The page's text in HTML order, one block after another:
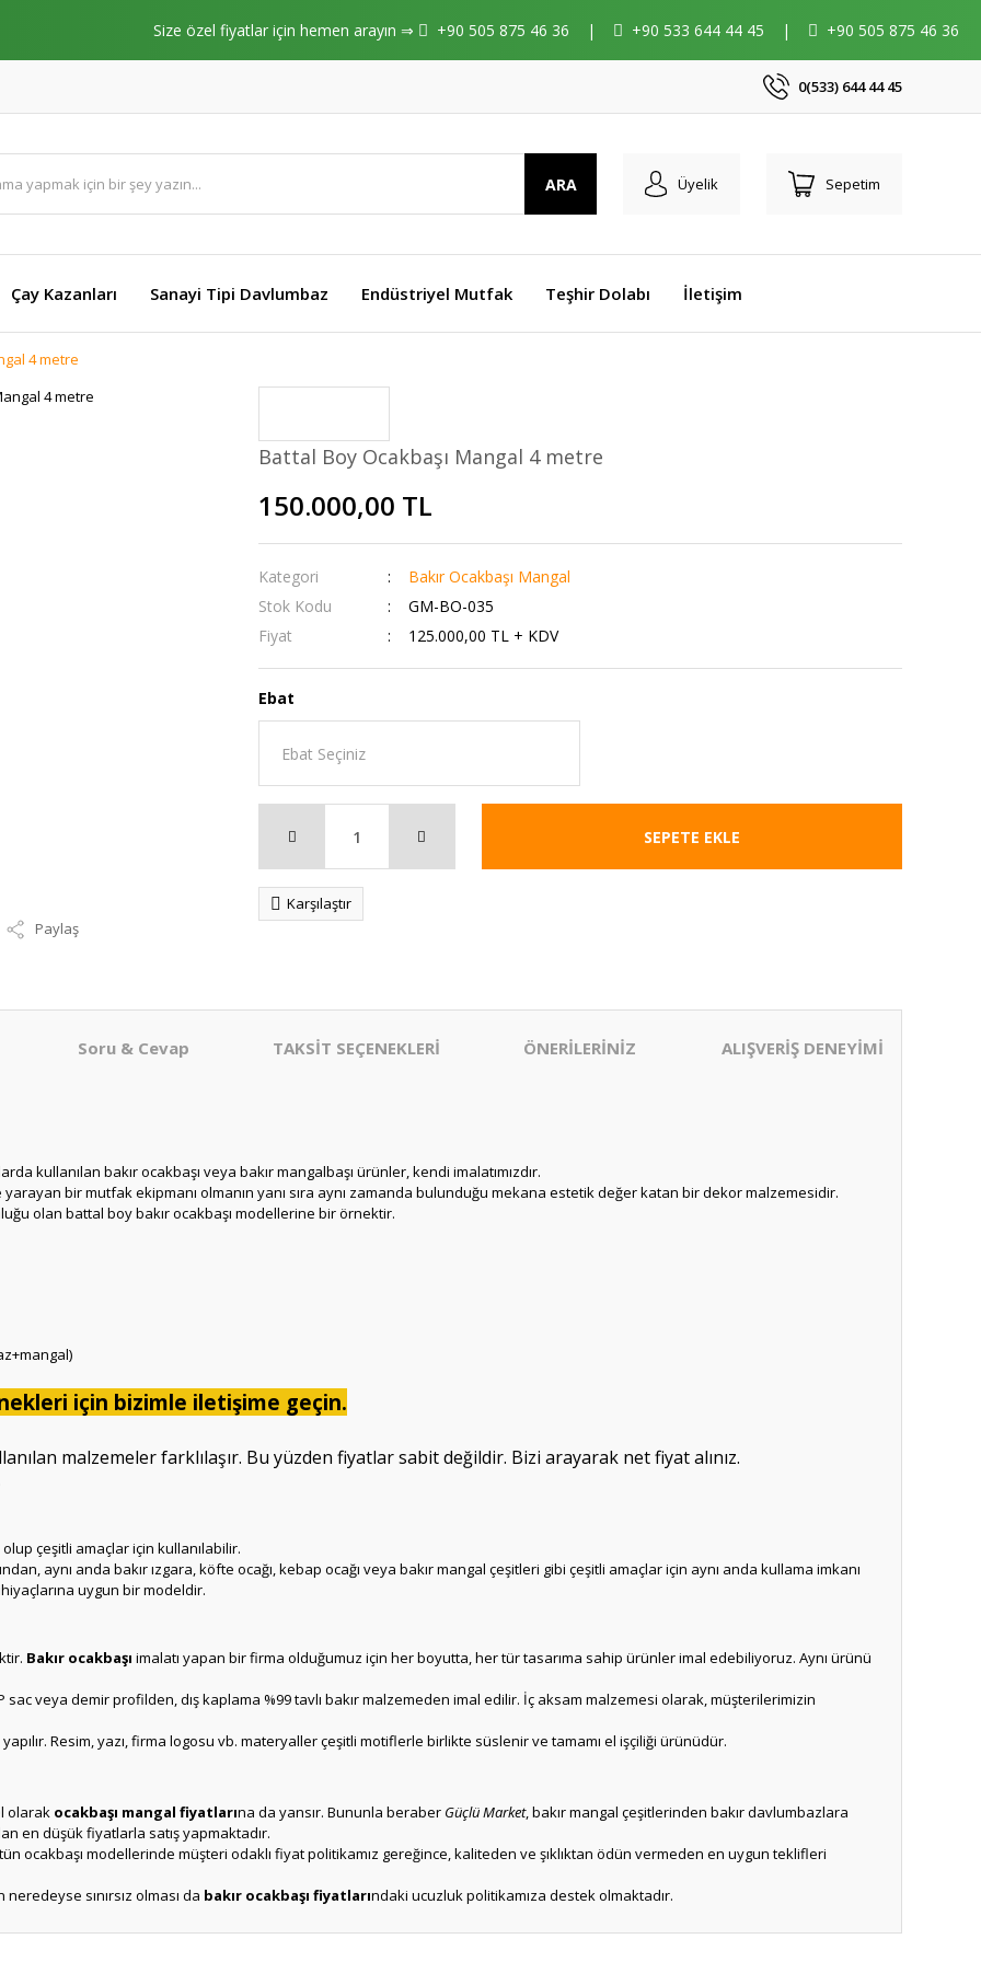
Size özel fiyatlar için hemen arayın ⇒ +90 505 875 46 36 | +90 533 644 44 45 | +90 505 875 46 36
0(533) 644 44 45
ARA Üyelik Sepetim
Çay Kazanları Sanayi Tipi Davlumbaz Endüstriyel Mutfak Teşhir Dolabı İletişim
4 metre
Paylaş
Battal Boy Ocakbaşı Mangal 4 metre
150.000,00 TL
Kategori
Bakır Ocakbaşı Mangal
Stok Kodu
GM-BO-035
Fiyat
125.000,00 TL + KDV
Ebat
SEPETE EKLE
Karşılaştır
Soru & Cevap TAKSİT SEÇENEKLERİ ÖNERİLERİNİZ ALIŞVERİŞ DENEYİMİ
kullanılan bakır ocakbaşı veya bakır mangalbaşı ürünler, kendi imalatımızdır.
yarayan bir mutfak ekipmanı olmanın yanı sıra aynı zamanda bulunduğu mekana estetik değer katan bir dekor malzemesidir.
olan battal boy bakır ocakbaşı modellerine bir örnektir.
için bizimle iletişime geçin.
malzemeler farklılaşır. Bu yüzden fiyatlar sabit değildir. Bizi arayarak net fiyat alınız.
çeşitli amaçlar için kullanılabilir.
aynı anda bakır ızgara, köfte ocağı, kebap ocağı veya bakır mangal çeşitleri gibi çeşitli amaçlar için aynı anda kullama imkanı
uygun bir modeldir.
Bakır ocakbaşı imalatı yapan bir firma olduğumuz için her boyutta, her tür tasarıma sahip ürünler imal edebiliyoruz. Aynı ürünü
sac veya demir profilden, dış kaplama %99 tavlı bakır malzemeden imal edilir. İç aksam malzemesi olarak, müşterilerimizin
Resim, yazı, firma logosu vb. materyaller çeşitli motiflerle birlikte süslenir ve tamamı el işçiliği ürünüdür.
olarak ocakbaşı mangal fiyatlarına da yansır. Bununla beraber Güçlü Market, bakır mangal çeşitlerinden bakır davlumbazlara
en düşük fiyatlarla satış yapmaktadır.
ocakbaşı modellerinde müşteri odaklı fiyat politikamız gereğince, kaliteden ve şıklıktan ödün vermeden en uygun teklifleri
sınırsız olması da bakır ocakbaşı fiyatlarındaki ucuzluk politikamıza destek olmaktadır.